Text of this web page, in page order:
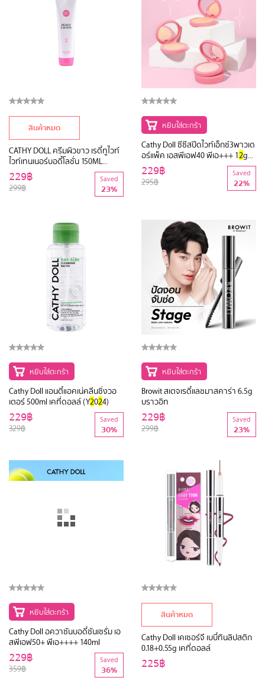
สินค้าหมด
CATHY DOLL ครีมผิวขาว เรดี้ทูไวท์
ไวท์เทนเนอร์บอดี้โลชั่น 150ML
(Y2018)
299฿
229฿ Saved
23%
หยิบใส่ตะกร้า
Cathy Doll ซีซีสปีดไวท์เอ็กซ์3พาวเด
อร์แพ็ค เอสพีเอฟ40 พีเอ+++ 12g
เคที่ดอลล์
295฿
229฿ Saved
22%
หยิบใส่ตะกร้า
Cathy Doll แอนตี้แอคเน่คลีนซิ่งวอ
เตอร์ 500ml เคที่ดอลล์ (Y2024)
329฿
229฿ Saved
30%
หยิบใส่ตะกร้า
Browit สเตจเรดี้แลชมาสคาร่า 6.5g
บราวอิท
299฿
229฿ Saved
23%
หยิบใส่ตะกร้า
Cathy Doll อควาซันบอดี้ซันเซรั่ม เอ
สพีเอฟ50+ พีเอ++++ 140ml
359฿
229฿ Saved
36%
สินค้าหมด
Cathy Doll เคเซอร์จี เบบี้ทินลิปสติก
0.18+0.55g เคที่ดอลล์
225฿